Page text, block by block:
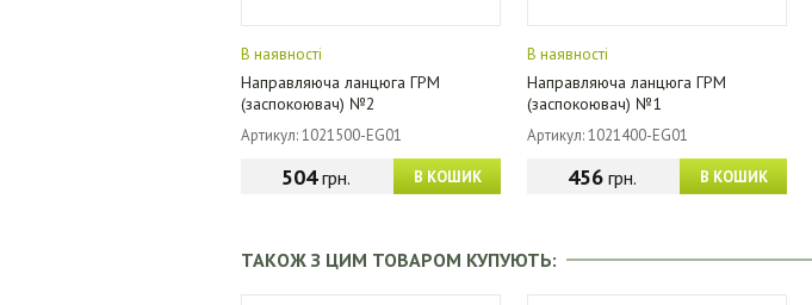
В наявності
Направляюча ланцюга ГРМ
(заспокоювач) №2
Артикул: 1021500-EG01
В КОШИК
504грн.
В наявності
Направляюча ланцюга ГРМ
(заспокоювач) №1
Артикул: 1021400-EG01
В КОШИК
456грн.
ТАКОЖ З ЦИМ ТОВАРОМ КУПУЮТЬ: